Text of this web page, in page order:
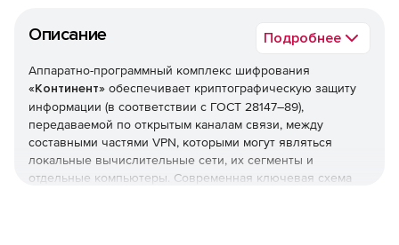
Описание Подробнее
Аппаратно-программный комплекс шифрования
«Континент» обеспечивает криптографическую защиту
информации (в соответствии с ГОСТ 28147–89),
передаваемой по открытым каналам связи, между
составными частями VPN, которыми могут являться
локальные вычислительные сети, их сегменты и
отдельные компьютеры. Современная ключевая схема